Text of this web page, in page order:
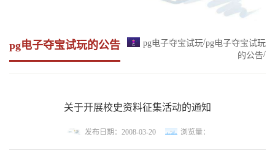
pg电子夺宝试玩的公告 pg电子夺宝试玩/pg电子夺宝试玩
的公告/
关于开展校史资料征集活动的通知
发布日期：2008-03-20 浏览量：